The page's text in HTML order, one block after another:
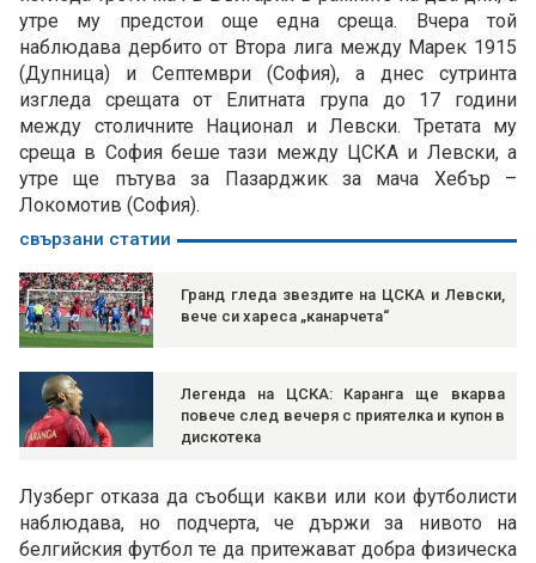
утре му предстои още една среща. Вчера той
наблюдава дербито от Втора лига между Марек 1915
(Дупница) и Септември (София), а днес сутринта
изгледа срещата от Елитната група до 17 години
между столичните Национал и Левски. Третата му
среща в София беше тази между ЦСКА и Левски, а
утре ще пътува за Пазарджик за мача Хебър –
Локомотив (София).
свързани статии
Гранд гледа звездите на ЦСКА и Левски,
вече си хареса „канарчета“
Легенда на ЦСКА: Каранга ще вкарва
повече след вечеря с приятелка и купон в
дискотека
Лузберг отказа да съобщи какви или кои футболисти
наблюдава, но подчерта, че държи за нивото на
белгийския футбол те да притежават добра физическа